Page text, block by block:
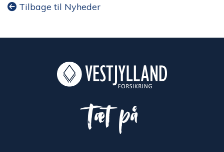
Tilbage til Nyheder
Tæt på